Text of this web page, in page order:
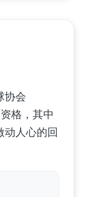
协会
格，其中
动人心的回